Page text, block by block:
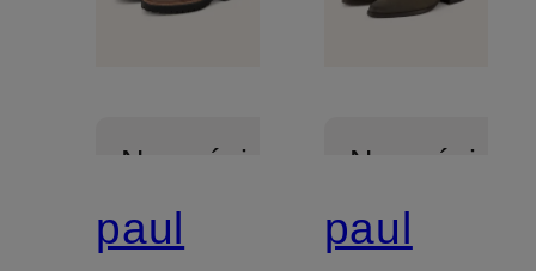
Nowości
Z
paul
Nowości
Z
paul